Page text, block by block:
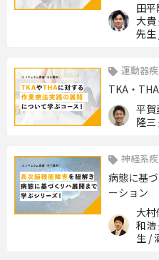
田
大貴
先生
運動器
TKA・
平賀
隆
神経系
病態に基
ーション
大村
和浩
生 /